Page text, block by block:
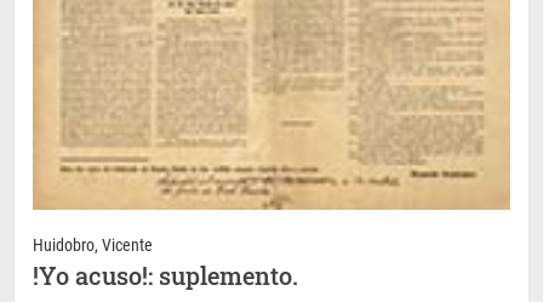
Huidobro, Vicente
!Yo acuso!: suplemento.